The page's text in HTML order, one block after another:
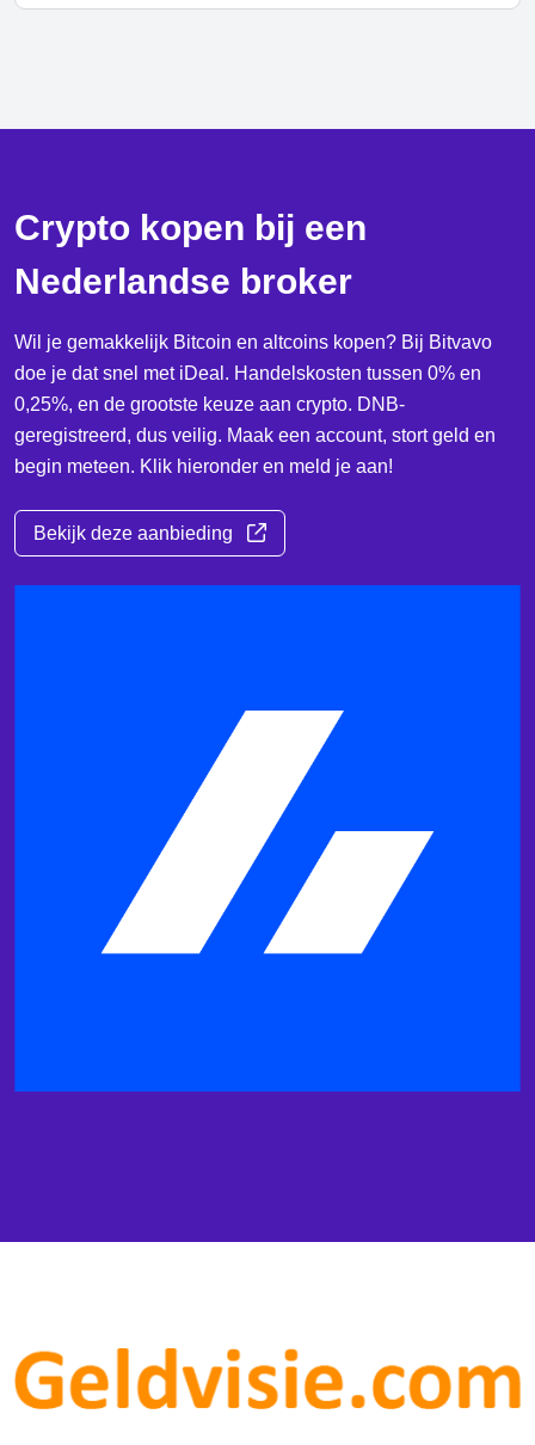
Crypto kopen bij een
Nederlandse broker
Wil je gemakkelijk Bitcoin en altcoins kopen? Bij Bitvavo
doe je dat snel met iDeal. Handelskosten tussen 0% en
0,25%, en de grootste keuze aan crypto. DNB-
geregistreerd, dus veilig. Maak een account, stort geld en
begin meteen. Klik hieronder en meld je aan!
Bekijk deze aanbieding